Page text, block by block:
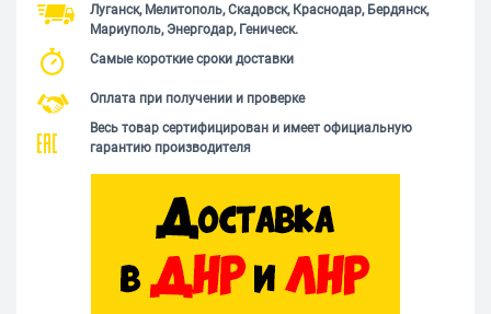
Луганск, Мелитополь, Скадовск, Краснодар, Бердянск,
Мариуполь, Энергодар, Геническ.
Самые короткие сроки доставки
Оплата при получении и проверке
Весь товар сертифицирован и имеет официальную
гарантию производителя